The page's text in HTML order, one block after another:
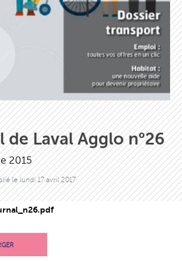
de Laval Agglo n°26
2015
lelundi 17 avril 2017